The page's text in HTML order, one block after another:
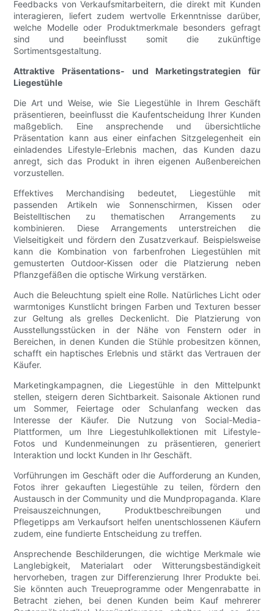
Feedbacks von Verkaufsmitarbeitern, die direkt mit Kunden
interagieren, liefert zudem wertvolle Erkenntnisse darüber,
welche Modelle oder Produktmerkmale besonders gefragt
sind und beeinflusst somit die zukünftige
Sortimentsgestaltung.
Attraktive Präsentations- und Marketingstrategien für
Liegestühle
Die Art und Weise, wie Sie Liegestühle in Ihrem Geschäft
präsentieren, beeinflusst die Kaufentscheidung Ihrer Kunden
maßgeblich. Eine ansprechende und übersichtliche
Präsentation kann aus einer einfachen Sitzgelegenheit ein
einladendes Lifestyle-Erlebnis machen, das Kunden dazu
anregt, sich das Produkt in ihren eigenen Außenbereichen
vorzustellen.
Effektives Merchandising bedeutet, Liegestühle mit
passenden Artikeln wie Sonnenschirmen, Kissen oder
Beistelltischen zu thematischen Arrangements zu
kombinieren. Diese Arrangements unterstreichen die
Vielseitigkeit und fördern den Zusatzverkauf. Beispielsweise
kann die Kombination von farbenfrohen Liegestühlen mit
gemusterten Outdoor-Kissen oder die Platzierung neben
Pflanzgefäßen die optische Wirkung verstärken.
Auch die Beleuchtung spielt eine Rolle. Natürliches Licht oder
warmtoniges Kunstlicht bringen Farben und Texturen besser
zur Geltung als grelles Deckenlicht. Die Platzierung von
Ausstellungsstücken in der Nähe von Fenstern oder in
Bereichen, in denen Kunden die Stühle probesitzen können,
schafft ein haptisches Erlebnis und stärkt das Vertrauen der
Käufer.
Marketingkampagnen, die Liegestühle in den Mittelpunkt
stellen, steigern deren Sichtbarkeit. Saisonale Aktionen rund
um Sommer, Feiertage oder Schulanfang wecken das
Interesse der Käufer. Die Nutzung von Social-Media-
Plattformen, um Ihre Liegestuhlkollektionen mit Lifestyle-
Fotos und Kundenmeinungen zu präsentieren, generiert
Interaktion und lockt Kunden in Ihr Geschäft.
Vorführungen im Geschäft oder die Aufforderung an Kunden,
Fotos ihrer gekauften Liegestühle zu teilen, fördern den
Austausch in der Community und die Mundpropaganda. Klare
Preisauszeichnungen, Produktbeschreibungen und
Pflegetipps am Verkaufsort helfen unentschlossenen Käufern
zudem, eine fundierte Entscheidung zu treffen.
Ansprechende Beschilderungen, die wichtige Merkmale wie
Langlebigkeit, Materialart oder Witterungsbeständigkeit
hervorheben, tragen zur Differenzierung Ihrer Produkte bei.
Sie könnten auch Treueprogramme oder Mengenrabatte in
Betracht ziehen, bei denen Kunden beim Kauf mehrerer